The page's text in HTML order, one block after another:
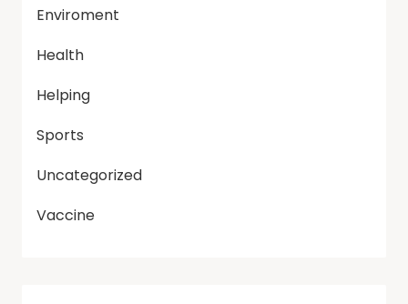
Enviroment
Health
Helping
Sports
Uncategorized
Vaccine